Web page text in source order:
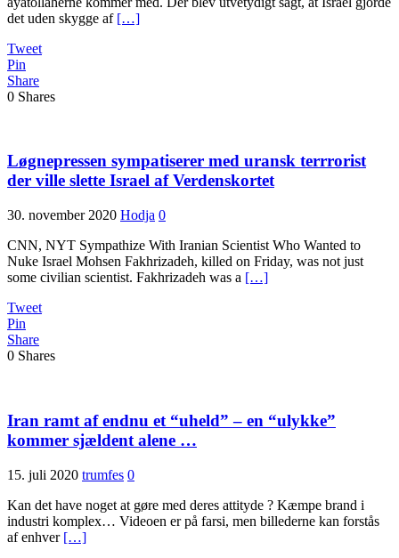
det uden skygge af […]
Tweet
Pin
Share
0 Shares
Løgnepressen sympatiserer med uransk terrrorist
der ville slette Israel af Verdenskortet
30. november 2020 Hodja 0
CNN, NYT Sympathize With Iranian Scientist Who Wanted to
Nuke Israel Mohsen Fakhrizadeh, killed on Friday, was not just
some civilian scientist. Fakhrizadeh was a […]
Tweet
Pin
Share
0 Shares
Iran ramt af endnu et “uheld” – en “ulykke”
kommer sjældent alene …
15. juli 2020 trumfes 0
Kan det have noget at gøre med deres attityde ? Kæmpe brand i
industri komplex… Videoen er på farsi, men billederne kan forstås
af enhver […]